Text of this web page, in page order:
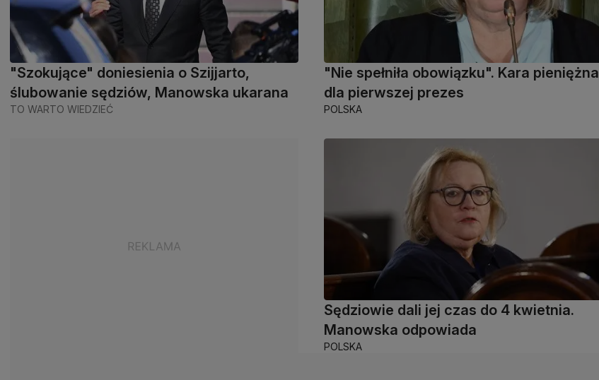
"Szokujące" doniesienia o Szijjarto,
ślubowanie sędziów, Manowska ukarana
TO WARTO WIEDZIEĆ
"Nie spełniła obowiązku". Kara pieniężna
dla pierwszej prezes
POLSKA
Sędziowie dali jej czas do 4 kwietnia.
Manowska odpowiada
POLSKA